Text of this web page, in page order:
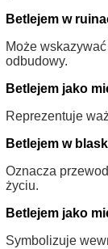
Betlejem w
Może
odbudowy.
Betlejem jako
Reprezentuje
Betlejem w
Oznacza
życiu.
Betlejem jako
Symbolizuje